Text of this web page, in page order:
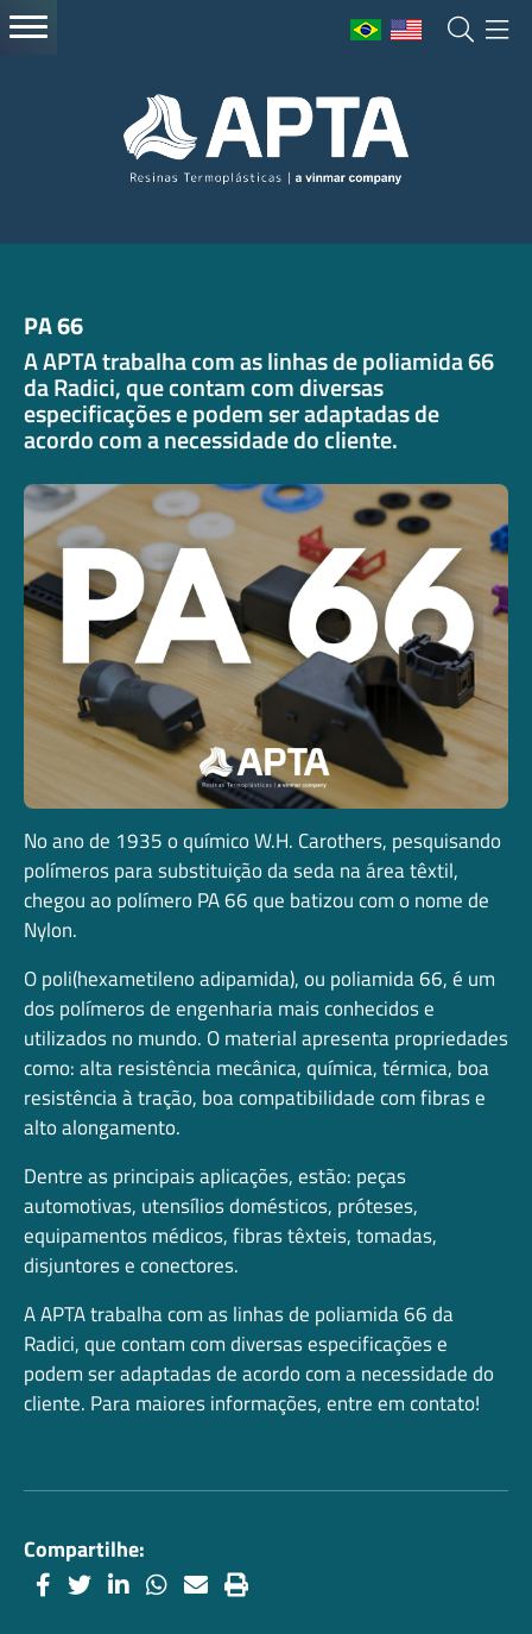
PA 66
A APTA trabalha com as linhas de poliamida 66
da Radici, que contam com diversas
especificações e podem ser adaptadas de
acordo com a necessidade do cliente.
No ano de 1935 o químico W.H. Carothers, pesquisando
polímeros para substituição da seda na área têxtil,
chegou ao polímero PA 66 que batizou com o nome de
Nylon.
O poli(hexametileno adipamida), ou poliamida 66, é um
dos polímeros de engenharia mais conhecidos e
utilizados no mundo. O material apresenta propriedades
como: alta resistência mecânica, química, térmica, boa
resistência à tração, boa compatibilidade com fibras e
alto alongamento.
Dentre as principais aplicações, estão: peças
automotivas, utensílios domésticos, próteses,
equipamentos médicos, fibras têxteis, tomadas,
disjuntores e conectores.
A APTA trabalha com as linhas de poliamida 66 da
Radici, que contam com diversas especificações e
podem ser adaptadas de acordo com a necessidade do
cliente. Para maiores informações, entre em contato!
Compartilhe: